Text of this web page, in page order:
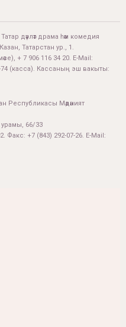
дәүләт драма һәм комедия
Татарстан ур., 1.
+ 7 906 116 34 20. E-Mail:
(касса). Кассаның эш вакыты:
Республикасы Мәдәният
урамы, 66/33
Факс: +7 (843) 292-07-26. E-Mail: